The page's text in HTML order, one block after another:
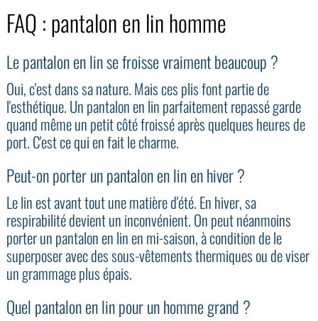
FAQ : pantalon en lin homme
Le pantalon en lin se froisse vraiment beaucoup ?
Oui, c'est dans sa nature. Mais ces plis font partie de
l'esthétique. Un pantalon en lin parfaitement repassé garde
quand même un petit côté froissé après quelques heures de
port. C'est ce qui en fait le charme.
Peut-on porter un pantalon en lin en hiver ?
Le lin est avant tout une matière d'été. En hiver, sa
respirabilité devient un inconvénient. On peut néanmoins
porter un pantalon en lin en mi-saison, à condition de le
superposer avec des sous-vêtements thermiques ou de viser
un grammage plus épais.
Quel pantalon en lin pour un homme grand ?